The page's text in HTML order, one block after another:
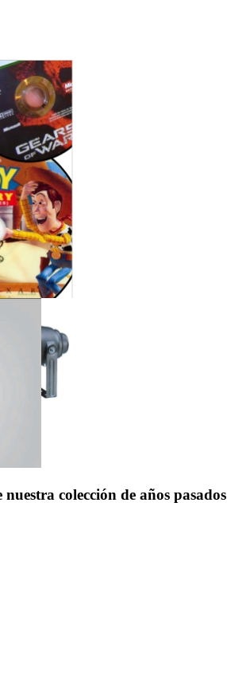
colección de años pasados